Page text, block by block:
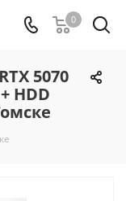
0
5070
HDD